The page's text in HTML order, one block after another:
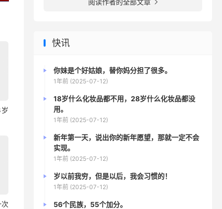

快讯
你妹是个好姑娘，替你妈分担了很多。
1年前 (2025-07-12)
18岁什么化妆品都不用，28岁什么化妆品都没
用。
1年前 (2025-07-12)
新年第一天，说出你的新年愿望，那就一定不会
实现。
1年前 (2025-07-12)
岁以前我穷，但是以后，我会习惯的！
1年前 (2025-07-12)
56个民族，55个加分。